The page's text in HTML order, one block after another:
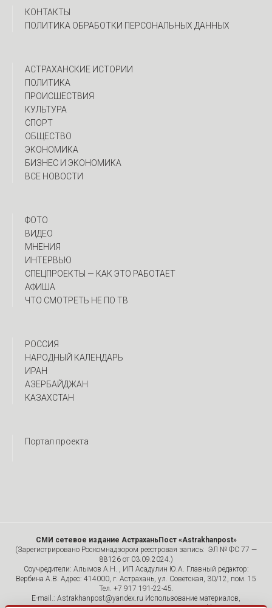
КОНТАКТЫ
ПОЛИТИКА ОБРАБОТКИ ПЕРСОНАЛЬНЫХ ДАННЫХ
АСТРАХАНСКИЕ ИСТОРИИ
ПОЛИТИКА
ПРОИСШЕСТВИЯ
КУЛЬТУРА
СПОРТ
ОБЩЕСТВО
ЭКОНОМИКА
БИЗНЕС И ЭКОНОМИКА
ВСЕ НОВОСТИ
ФОТО
ВИДЕО
МНЕНИЯ
ИНТЕРВЬЮ
CПЕЦПРОЕКТЫ — КАК ЭТО РАБОТАЕТ
АФИША
ЧТО СМОТРЕТЬ НЕ ПО ТВ
РОССИЯ
НАРОДНЫЙ КАЛЕНДАРЬ
ИРАН
АЗЕРБАЙДЖАН
КАЗАХСТАН
Портал проекта
СМИ сетевое издание АстраханьПост «Astrakhanpost»
(Зарегистрировано Роскомнадзором реестровая запись: ЭЛ № ФС 77 —
88126 от 03.09.2024.)
Соучредители: Алымов А.Н. , ИП Асадулин Ю.А. Главный редактор:
Вербина А.В. Адрес: 414000, г. Астрахань, ул. Советская, 30/12, пом. 15
Тел. +7 917 191-22-45.
E-mail.: Astrakhanpost@yandex.ru Использование материалов,